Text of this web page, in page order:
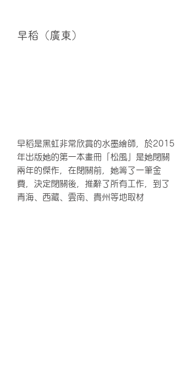
早稻（廣東）
早稻是黑虹非常欣賞的水墨繪師，於2015
年出版她的第一本畫冊「松風」是她閉關
兩年的傑作，在閉關前，她籌了一筆金
費，決定閉關後，推辭了所有工作，到了
青海、西藏、雲南、貴州等地取材